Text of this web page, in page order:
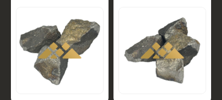
прокаливаемость,
способствует устранению
отпускной хрупкости и
образованию сплавов с
особыми физическими
свойствами. Добавление
прокаливаемость,
способствует устранению
отпускной хрупкости и
образованию сплавов с
особыми физическими
свойствами. Добавление
который используется в
качестве легирующей
добавки при производстве
стали. Ферромолибден — это
сплав молибдена и железа.
Его основное применение —
который используется в
качестве легирующей
добавки при производстве
стали. Ферромолибден — это
сплав молибдена и железа.
Его основное применение —